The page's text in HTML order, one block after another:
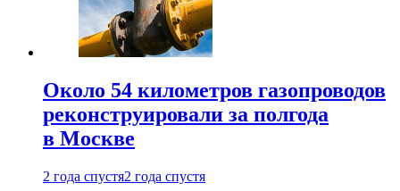
Около 54 километров газопроводов
реконструировали за полгода
в Москве
2 года спустя2 года спустя